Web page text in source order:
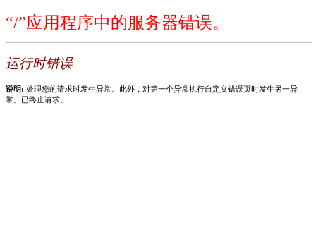
“/”应用程序中的服务器错误。
运行时错误
说明: 处理您的请求时发生异常。此外，对第一个异常执行自定义错误页时发生另一异
常。已终止请求。